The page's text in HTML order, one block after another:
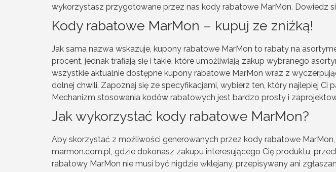
wykorzystasz przygotowane przez nas kody rabatowe MarMon. Dowiedz
Kody rabatowe MarMon – kupuj ze zniżką!
Jak sama nazwa wskazuje, kupony rabatowe MarMon to rabaty na
procent, jednak trafiają się i takie, które umożliwiają zakup wybranego
wszystkie aktualnie dostępne kupony rabatowe MarMon wraz z
dolnej chwili. Zapoznaj się ze specyfikacjami, wybierz ten, który najlepiej Ci
Mechanizm stosowania kodów rabatowych jest bardzo prosty i
Jak wykorzystać kody rabatowe MarMon?
Aby skorzystać z możliwości generowanych przez kody rabatowe
marmon.com.pl, gdzie dokonasz zakupu interesującego Cię produktu,
rabatowy MarMon nie musi być nigdzie wklejany, przepisywany ani